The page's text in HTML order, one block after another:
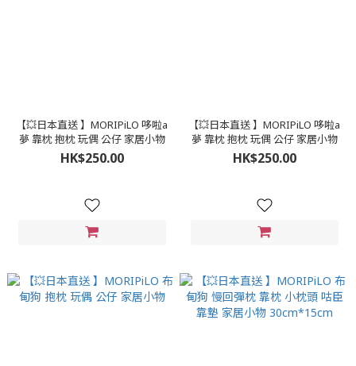
【💥日本直送 】MORIPiLO 哆啦a
夢 靠枕 抱枕 玩偶 公仔 家居小物
HK$250.00
【💥日本直送 】MORIPiLO 哆啦a
夢 靠枕 抱枕 玩偶 公仔 家居小物
HK$250.00